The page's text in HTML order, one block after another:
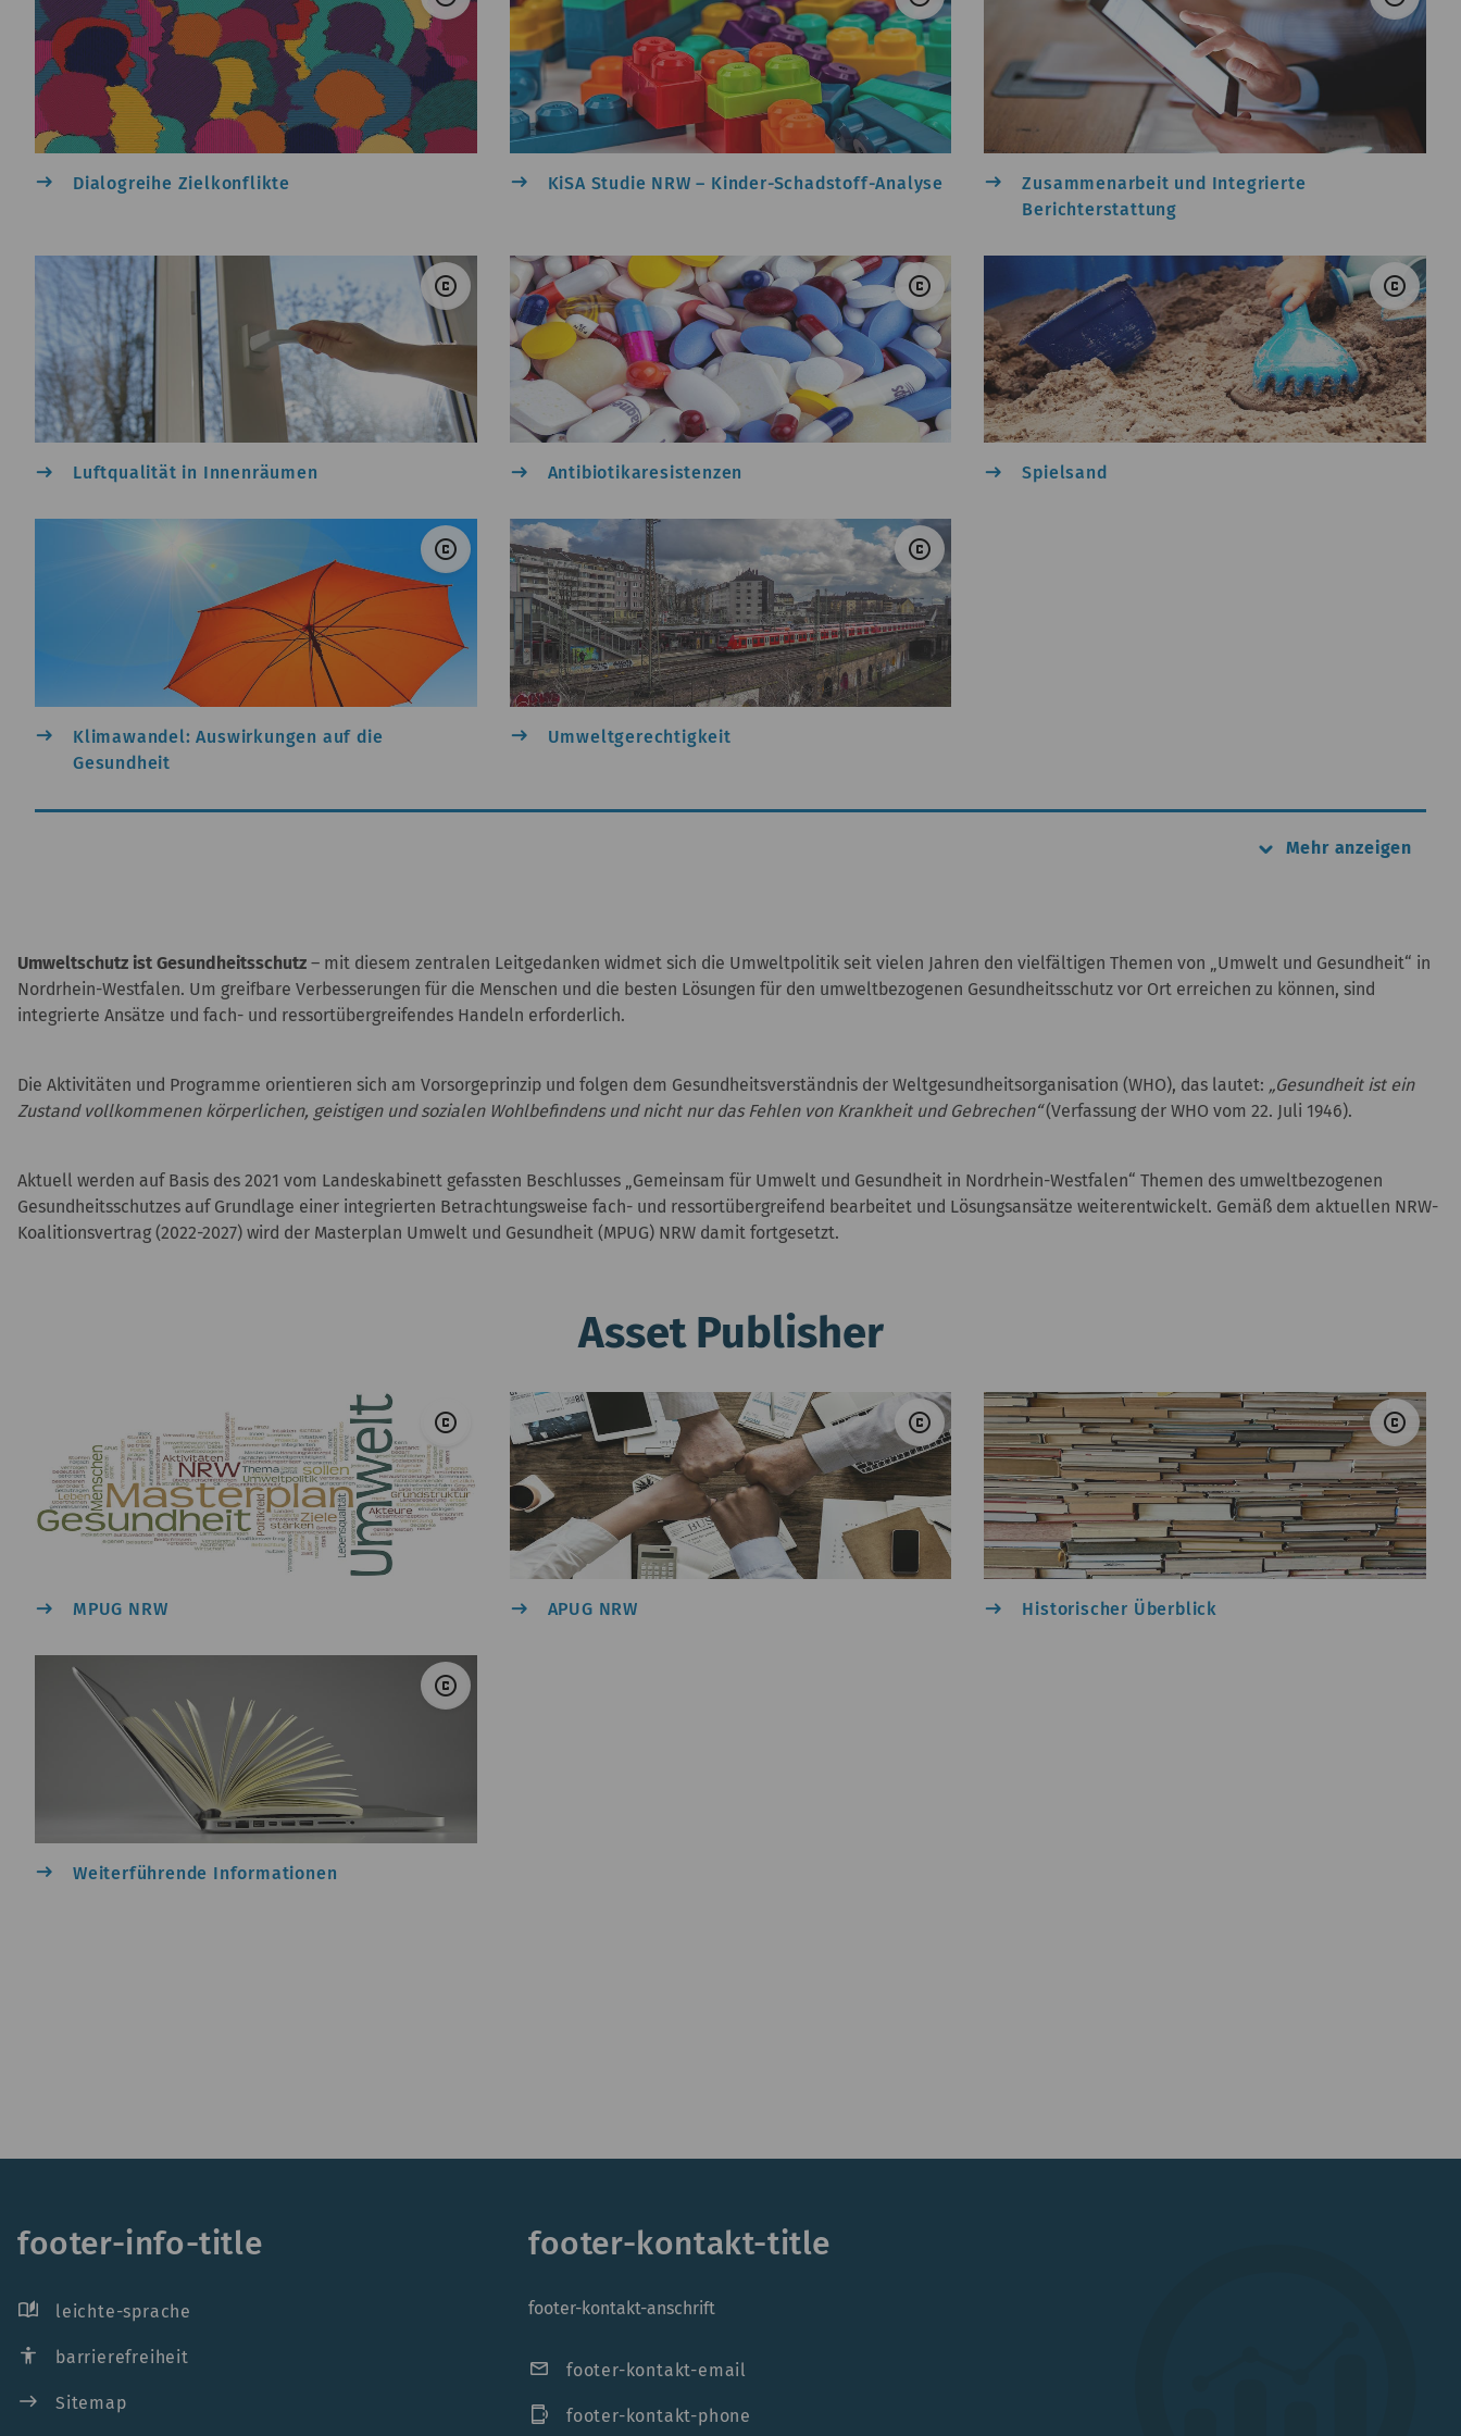
east Dialogreihe Zielkonflikte east KiSA Studie NRW – Kinder-Schadstoff-Analyse east
Zusammenarbeit und Integrierte
Berichterstattung
copyright © hrabar &#047; PantherMedia
east Luftqualität in Innenräumen
copyright © Myriam Zilles &#047; Unsplash
east Antibiotikaresistenzen
copyright © M.
east Spielsand
copyright © Gerd Altmann &#047; Pixabay
east
Klimawandel: Auswirkungen auf die
Gesundheit
copyright © Pixabay
east Umweltgerechtigkeit
keyboard_arrow_down Mehr anzeigen
Umweltschutz ist Gesundheitsschutz – mit diesem zentralen Leitgedanken widmet sich die Umweltpolitik seit vielen Jahren den vielfältigen Themen von „Umwelt und Gesundheit“ in
Nordrhein-Westfalen. Um greifbare Verbesserungen für die Menschen und die besten Lösungen für den umweltbezogenen Gesundheitsschutz vor Ort erreichen zu können, sind
integrierte Ansätze und fach- und ressortübergreifendes Handeln erforderlich.
Die Aktivitäten und Programme orientieren sich am Vorsorgeprinzip und folgen dem Gesundheitsverständnis der Weltgesundheitsorganisation (WHO), das lautet: „Gesundheit ist ein
Zustand vollkommenen körperlichen, geistigen und sozialen Wohlbefindens und nicht nur das Fehlen von Krankheit und Gebrechen“(Verfassung der WHO vom 22. Juli 1946).
Aktuell werden auf Basis des 2021 vom Landeskabinett gefassten Beschlusses „Gemeinsam für Umwelt und Gesundheit in Nordrhein-Westfalen“ Themen des umweltbezogenen
Gesundheitsschutzes auf Grundlage einer integrierten Betrachtungsweise fach- und ressortübergreifend bearbeitet und Lösungsansätze weiterentwickelt. Gemäß dem aktuellen NRW-
Koalitionsvertrag (2022-2027) wird der Masterplan Umwelt und Gesundheit (MPUG) NRW damit fortgesetzt.
Asset Publisher
copyright © MUNV NRW
east MPUG NRW
copyright © Mohamed Hassan &#047; Pixabay
east APUG NRW
copyright ©
east Historischer Überblick
copyright © SCY &#047; Pixabay
east Weiterführende Informationen
footer-info-title
auto_stories leichte-sprache
accessibility barrierefreiheit
east Sitemap
footer-kontakt-title
footer-kontakt-anschrift
mail footer-kontakt-email
phonelink_ring footer-kontakt-phone